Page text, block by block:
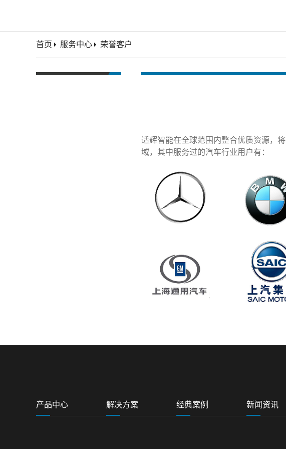
首页 服务中心 荣誉客户
适辉智能在全球范围内整合优质资源，
域，其中服务过的汽车行业用户有：
产品中心 解决方案 经典案例 新闻资讯